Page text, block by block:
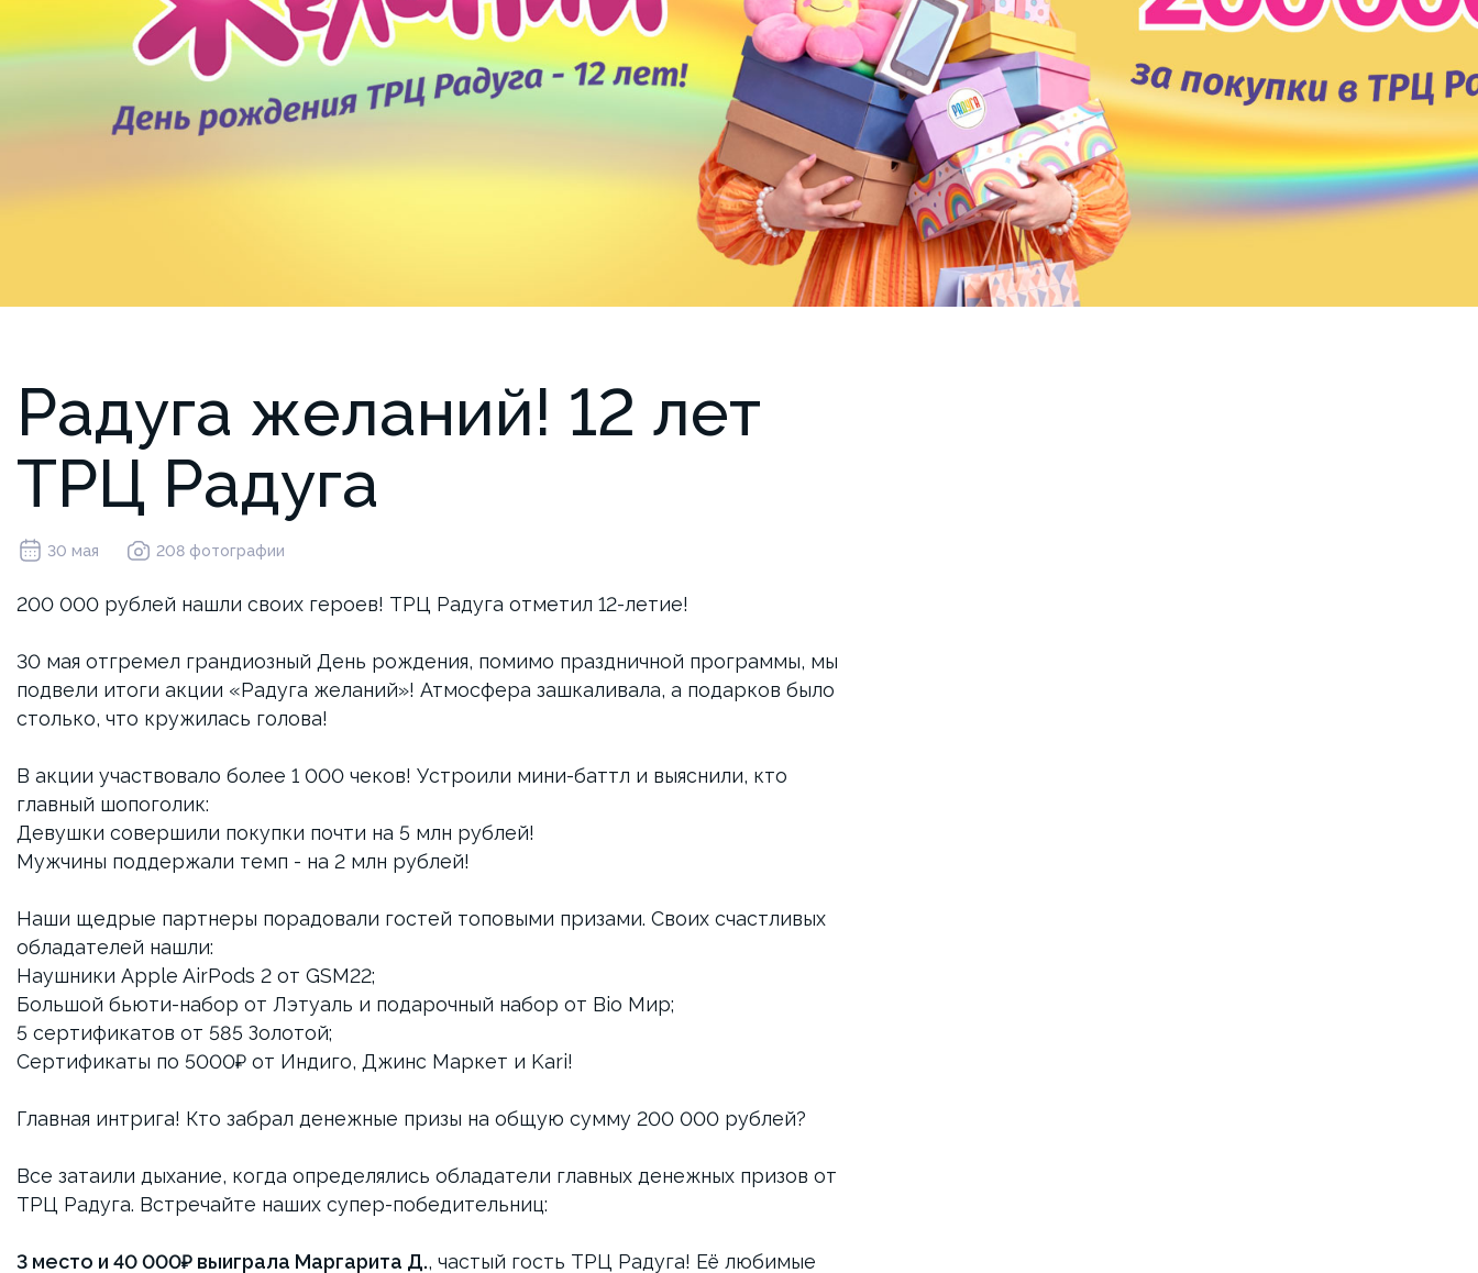
Радуга желаний! 12 лет
ТРЦ Радуга
30 мая 208 фотографии
200 000 рублей нашли своих героев! ТРЦ Радуга отметил 12-летие!
30 мая отгремел грандиозный День рождения, помимо праздничной программы, мы
подвели итоги акции «Радуга желаний»! Атмосфера зашкаливала, а подарков было
столько, что кружилась голова!
В акции участвовало более 1 000 чеков! Устроили мини-баттл и выяснили, кто
главный шопоголик:
Девушки совершили покупки почти на 5 млн рублей!
Мужчины поддержали темп - на 2 млн рублей!
Наши щедрые партнеры порадовали гостей топовыми призами. Своих счастливых
обладателей нашли:
Наушники Apple AirPods 2 от GSM22;
Большой бьюти-набор от Лэтуаль и подарочный набор от Bio Мир;
5 сертификатов от 585 Золотой;
Сертификаты по 5000₽ от Индиго, Джинс Маркет и Kari!
Главная интрига! Кто забрал денежные призы на общую сумму 200 000 рублей?
Все затаили дыхание, когда определялись обладатели главных денежных призов от
ТРЦ Радуга. Встречайте наших супер-победительниц:
3 место и 40 000₽ выиграла Маргарита Д., частый гость ТРЦ Радуга! Её любимые